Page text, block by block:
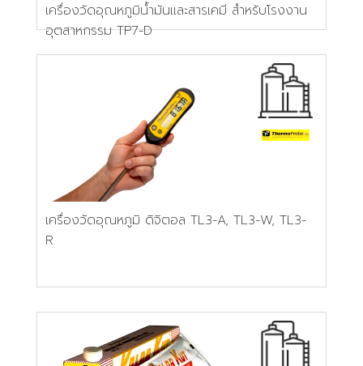
เครื่องวัดอุณหภูมิน้ำมันและสารเคมี สำหรับโรงงาน
อุตสาหกรรม TP7-D
เครื่องวัดอุณหภูมิ ดิจิตอล TL3-A, TL3-W, TL3-
R